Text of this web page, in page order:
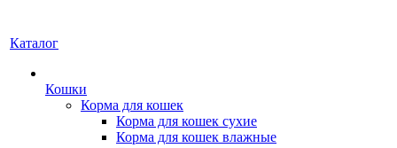
Каталог
Кошки
Корма для кошек
Корма для кошек сухие
Корма для кошек влажные